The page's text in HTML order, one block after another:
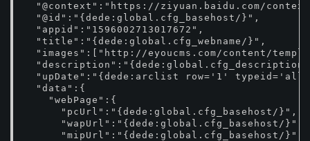
"@context":"https://ziyuan.baidu.com/
  "@id":"{dede:global.cfg_basehost/}",
  "appid":"1596002713017672",
  "title":"{dede:global.cfg_webname/}",
"images":["http://eyoucms.com/content/
"upDate":"{dede:arclist row='1'
  "data":{
    "webPage":{
      "pcUrl":"{dede:global.cfg_basehost/}",
      "wapUrl":"{dede:global.cfg_basehost/}",
      "mipUrl":"{dede:global.cfg_basehost/}",